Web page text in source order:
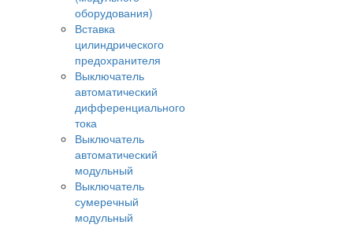
оборудования)
Вставка
цилиндрического
предохранителя
Выключатель
автоматический
дифференциального
тока
Выключатель
автоматический
модульный
Выключатель
сумеречный
модульный